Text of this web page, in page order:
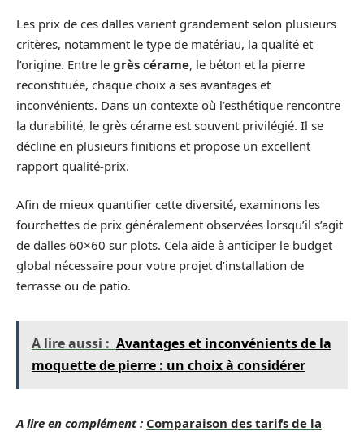
Les prix de ces dalles varient grandement selon plusieurs
critères, notamment le type de matériau, la qualité et
l’origine. Entre le grès cérame, le béton et la pierre
reconstituée, chaque choix a ses avantages et
inconvénients. Dans un contexte où l’esthétique rencontre
la durabilité, le grès cérame est souvent privilégié. Il se
décline en plusieurs finitions et propose un excellent
rapport qualité-prix.
Afin de mieux quantifier cette diversité, examinons les
fourchettes de prix généralement observées lorsqu’il s’agit
de dalles 60×60 sur plots. Cela aide à anticiper le budget
global nécessaire pour votre projet d’installation de
terrasse ou de patio.
A lire aussi : Avantages et inconvénients de la
moquette de pierre : un choix à considérer
A lire en complément : Comparaison des tarifs de la